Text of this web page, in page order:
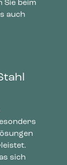
Sie beim
auch
sich